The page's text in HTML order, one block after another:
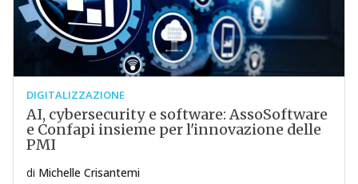
DIGITALIZZAZIONE
AI, cybersecurity e software: AssoSoftware
e Confapi insieme per l'innovazione delle
PMI
di Michelle Crisantemi